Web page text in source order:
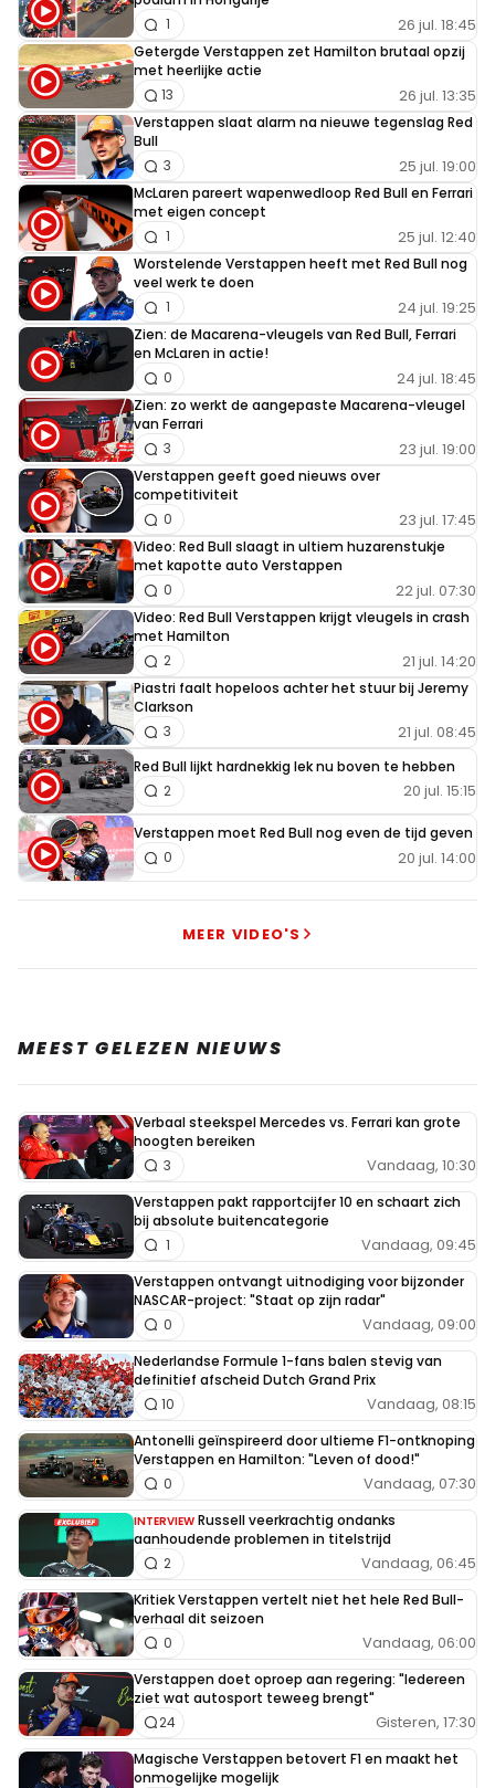
26 jul. 18:45
1
Getergde Verstappen zet Hamilton brutaal opzij
met heerlijke actie
26 jul. 13:35
13
Verstappen slaat alarm na nieuwe tegenslag Red
Bull
25 jul. 19:00
3
McLaren pareert wapenwedloop Red Bull en Ferrari
met eigen concept
25 jul. 12:40
1
Worstelende Verstappen heeft met Red Bull nog
veel werk te doen
24 jul. 19:25
1
Zien: de Macarena-vleugels van Red Bull, Ferrari
en McLaren in actie!
24 jul. 18:45
0
Zien: zo werkt de aangepaste Macarena-vleugel
van Ferrari
23 jul. 19:00
3
Verstappen geeft goed nieuws over
competitiviteit
23 jul. 17:45
0
Video: Red Bull slaagt in ultiem huzarenstukje
met kapotte auto Verstappen
22 jul. 07:30
0
Video: Red Bull Verstappen krijgt vleugels in crash
met Hamilton
21 jul. 14:20
2
Piastri faalt hopeloos achter het stuur bij Jeremy
Clarkson
21 jul. 08:45
3
Red Bull lijkt hardnekkig lek nu boven te hebben
20 jul. 15:15
2
Verstappen moet Red Bull nog even de tijd geven
20 jul. 14:00
0
MEER VIDEO'S
MEEST GELEZEN NIEUWS
Verbaal steekspel Mercedes vs. Ferrari kan grote
hoogten bereiken
Vandaag, 10:30
3
Verstappen pakt rapportcijfer 10 en schaart zich
bij absolute buitencategorie
Vandaag, 09:45
1
Verstappen ontvangt uitnodiging voor bijzonder
NASCAR-project: "Staat op zijn radar"
Vandaag, 09:00
0
Nederlandse Formule 1-fans balen stevig van
definitief afscheid Dutch Grand Prix
Vandaag, 08:15
10
Antonelli geïnspireerd door ultieme F1-ontknoping
Verstappen en Hamilton: "Leven of dood!"
Vandaag, 07:30
0
INTERVIEW Russell veerkrachtig ondanks
aanhoudende problemen in titelstrijd
Vandaag, 06:45
2
Kritiek Verstappen vertelt niet het hele Red Bull-
verhaal dit seizoen
Vandaag, 06:00
0
Verstappen doet oproep aan regering: "Iedereen
ziet wat autosport teweeg brengt"
Gisteren, 17:30
24
Magische Verstappen betovert F1 en maakt het
onmogelijke mogelijk